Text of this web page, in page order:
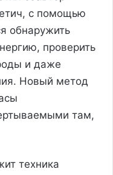
с помощью
обнаружить
проверить
и даже
Новый метод
там,
техника